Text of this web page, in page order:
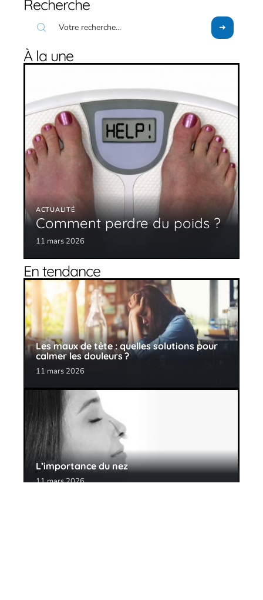
Recherche
À la une
ACTUALITÉ
Comment perdre du poids ?
11 mars 2026
En tendance
Les maux de tête : quelles solutions pour
calmer les douleurs ?
11 mars 2026
L’importance du nez
11 mars 2026